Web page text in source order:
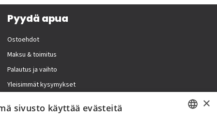
Pyydä apua
Ostoehdot
Maksu & toimitus
Palautus ja vaihto
Yleisimmät kysymykset
Lisää meistä ×
sivusto käyttää evästeitä